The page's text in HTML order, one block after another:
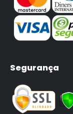
Segurança